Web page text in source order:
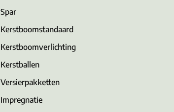
Spar
Kerstboomstandaard
Kerstboomverlichting
Kerstballen
Versierpakketten
Impregnatie